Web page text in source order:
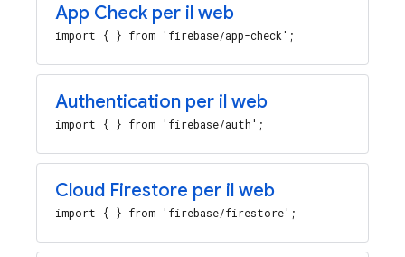
App Check per il web
import { } from 'firebase/app-check';
Authentication per il web
import { } from 'firebase/auth';
Cloud Firestore per il web
import { } from 'firebase/firestore';